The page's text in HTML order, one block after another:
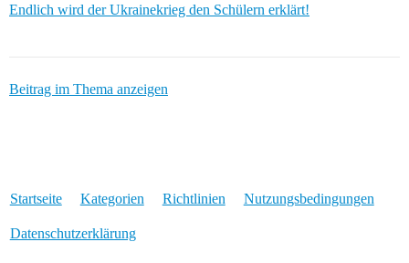
Endlich wird der Ukrainekrieg den Schülern erklärt!
Beitrag im Thema anzeigen
Startseite Kategorien Richtlinien Nutzungsbedingungen
Datenschutzerklärung